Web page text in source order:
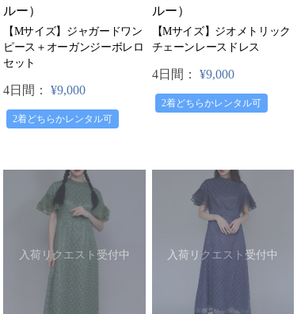
ルー）
【Mサイズ】ジャガードワン
ピース＋オーガンジーボレロ
セット
4日間： ¥9,000
2着どちらかレンタル可
ルー）
【Mサイズ】ジオメトリック
チェーンレースドレス
4日間： ¥9,000
2着どちらかレンタル可
入荷リクエスト受付中 入荷リクエスト受付中